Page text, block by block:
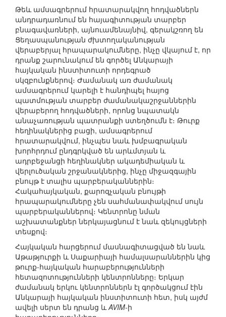
Թեև ամսագրերում հրատարակվող հոդվածներն
անդրադառնում են հայագիտության տարբեր
բնագավառների, այնուամենայնիվ, գերակշռող են
Ցեղասպանության ժխտողականության
վերաբերյալ հրապարակումները, ինչը վկայում է, որ
դրանք շարունակում են գործել Անկարայի
հայկական ինստիտուտի որդեգրած
սկզբունքներով։ Ժամանակ առ ժամանակ
ամսագրերում կարելի է հանդիպել հայոց
պատմության տարբեր ժամանակաշրջաններին
վերաբերող հոդվածների, որոնց նպատակն
անաչառության պատրանքի ստեղծումն է։ Թուրք
հեղինակներից բացի, ամսագրերում
հրատարակվում, ինչպես նաև խմբագրական
խորհրդում ընդգրկված են արևմտյան և
ադրբեջանցի հեղինակներ ակադեմիական և
վերլուծական շրջանակներից, ինչը միջազգային
բնույթ է տալիս պարբերականներին։
Հակահայկական, քարոզչական բնույթի
հրապարակումները չեն սահմանափակվում սույն
պարբերականներով։ Կենտրոնը նման
աշխատանքներ ներկայացնում է նաև զեկույցների
տեսքով։
Հայկական հարցերում մասնագիտացված են նաև
Աթաթյուրքի և Սաքարիայի համալսարաններին կից
թուրք-հայկական հարաբերությունների
հետազոտությունների կենտրոնները։ Երկար
ժամանակ երկու կենտրոններն էլ գործակցում էին
Անկարայի հայկական ինստիտուտի հետ, իսկ այժմ
ավելի սերտ են դրանց ևAVIM-ի